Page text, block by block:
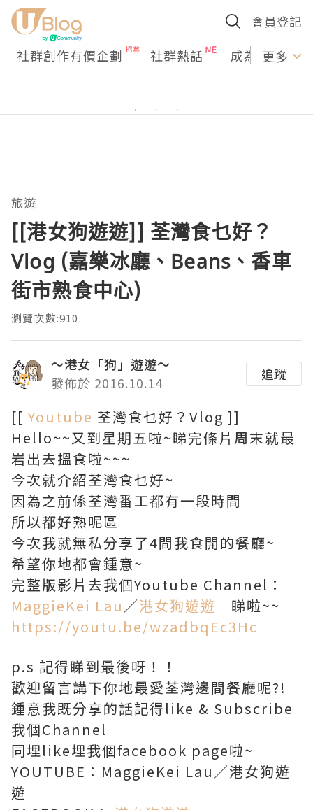
會員登記
社群創作有價企劃 社群熱話 成為U更多
旅遊
[[港女狗遊遊]] 荃灣食乜好？
Vlog (嘉樂冰廳、Beans、香車
街市熟食中心)
瀏覽次數:910
～港女「狗」遊遊～
發佈於 2016.10.14
追蹤
[[ Youtube 荃灣食乜好？Vlog ]]
Hello~~又到星期五啦~睇完條片周末就最
岩出去搵食啦~~~
今次就介紹荃灣食乜好~
因為之前係荃灣番工都有一段時間
所以都好熟呢區
今次我就無私分享了4間我食開的餐廳~
希望你地都會鍾意~
完整版影片去我個Youtube Channel：
MaggieKei Lau ／港女狗遊遊
睇啦~~
https://youtu.be/wzadbqEc3Hc
p.s 記得睇到最後呀！！
歡迎留言講下你地最愛荃灣邊間餐廳呢?!
鍾意我既分享的話記得like & Subscribe
我個Channel
同埋like埋我個facebook page啦~
YOUTUBE：MaggieKei Lau／港女狗遊
遊